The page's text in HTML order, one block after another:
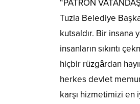
“PATRON
Tuzla Belediye
kutsaldır. Bir insana
insanların sıkıntı
hiçbir rüzgârdan
herkes devlet
karşı hizmetimizi